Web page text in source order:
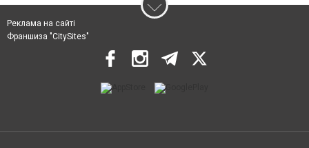
Реклама на сайті
Франшиза "CitySites"